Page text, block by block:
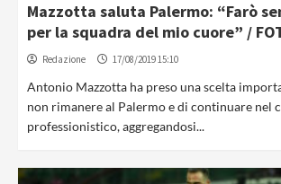
Mazzotta saluta Palermo: “Farò
per la squadra del mio cuore” /
Redazione 17/08/2019 15:10
Antonio Mazzotta ha preso una scelta
non rimanere al Palermo e di continuare nel
professionistico, aggregandosi...